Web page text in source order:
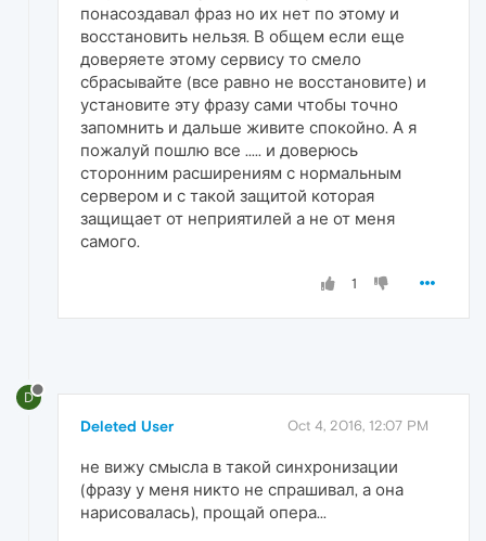
понасоздавал фраз но их нет по этому и
восстановить нельзя. В общем если еще
доверяете этому сервису то смело
сбрасывайте (все равно не восстановите) и
установите эту фразу сами чтобы точно
запомнить и дальше живите спокойно. А я
пожалуй пошлю все ..... и доверюсь
сторонним расширениям с нормальным
сервером и с такой защитой которая
защищает от неприятилей а не от меня
самого.
1
D
Deleted User Oct 4, 2016, 12:07 PM
не вижу смысла в такой синхронизации
(фразу у меня никто не спрашивал, а она
нарисовалась), прощай опера...